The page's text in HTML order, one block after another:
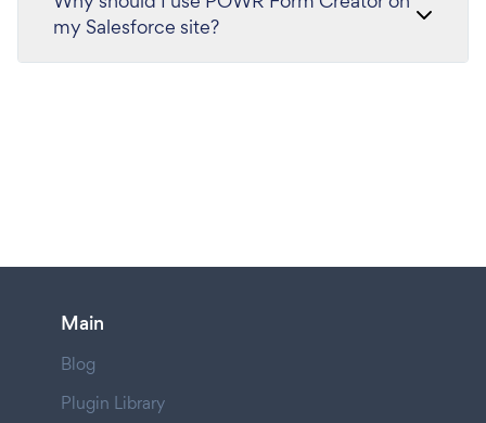
my Salesforce site?
Main
Blog
Plugin Library